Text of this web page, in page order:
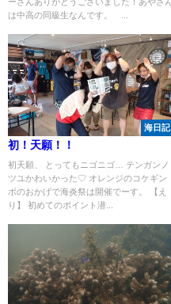
は中高の同級生なんです。 ...
海日記
初！天願！！
初天願、 とってもニゴニゴ… テンガンノ
ツユかわいかった♡ オレンジのコケギン
ポのおかげで海炎祭は開催でーす。 【え
り】 初めてのポイント潜...